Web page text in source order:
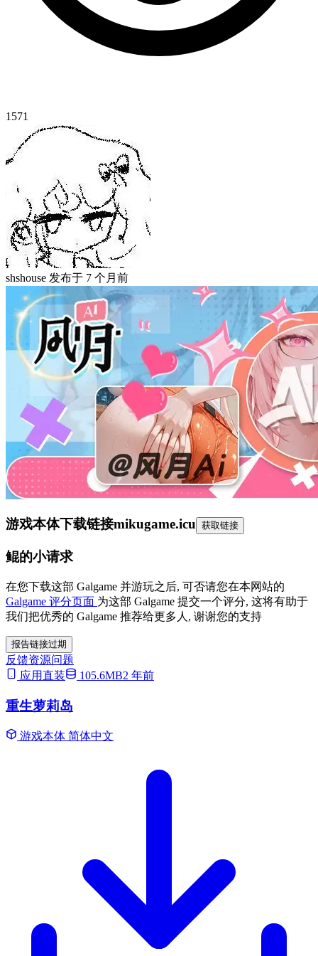
1571
shshouse 发布于 7 个月前
游戏本体下载链接mikugame.icu 获取链接
鲲的小请求
在您下载这部 Galgame 并游玩之后, 可否请您在本网站的
Galgame 评分页面 为这部 Galgame 提交一个评分, 这将有助于
我们把优秀的 Galgame 推荐给更多人, 谢谢您的支持
报告链接过期
反馈资源问题
应用直装
105.6MB2 年前
重生萝莉岛
游戏本体 简体中文